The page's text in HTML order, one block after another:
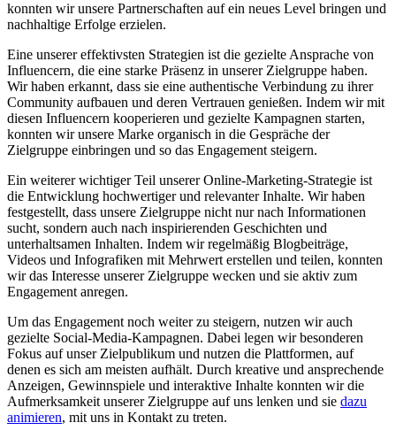
konnten wir unsere Partnerschaften auf ein neues Level bringen und
nachhaltige Erfolge erzielen.
Eine unserer effektivsten Strategien ist die gezielte Ansprache von
Influencern, die eine starke Präsenz in unserer Zielgruppe haben.
Wir haben erkannt, dass sie eine authentische Verbindung zu ihrer
Community aufbauen und deren Vertrauen genießen. Indem wir mit
diesen Influencern kooperieren und gezielte Kampagnen starten,
konnten wir unsere Marke organisch in die Gespräche der
Zielgruppe einbringen und so das Engagement steigern.
Ein weiterer wichtiger Teil unserer Online-Marketing-Strategie ist
die Entwicklung hochwertiger und relevanter Inhalte. Wir haben
festgestellt, dass unsere Zielgruppe nicht nur nach Informationen
sucht, sondern auch nach inspirierenden Geschichten und
unterhaltsamen Inhalten. Indem wir regelmäßig Blogbeiträge,
Videos und Infografiken mit Mehrwert erstellen und teilen, konnten
wir das Interesse unserer Zielgruppe wecken und sie aktiv zum
Engagement anregen.
Um das Engagement noch weiter zu steigern, nutzen wir auch
gezielte Social-Media-Kampagnen. Dabei legen wir besonderen
Fokus auf unser Zielpublikum und nutzen die Plattformen, auf
denen es sich am meisten aufhält. Durch kreative und ansprechende
Anzeigen, Gewinnspiele und interaktive Inhalte konnten wir die
Aufmerksamkeit unserer Zielgruppe auf uns lenken und sie dazu
animieren, mit uns in Kontakt zu treten.